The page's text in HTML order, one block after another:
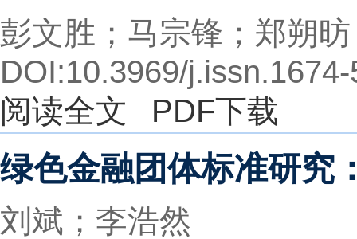
彭文胜；马宗锋；郑朔
DOI:10.3969/
阅读全文
PDF下载
绿色金融团体标准研究
刘斌；李浩然